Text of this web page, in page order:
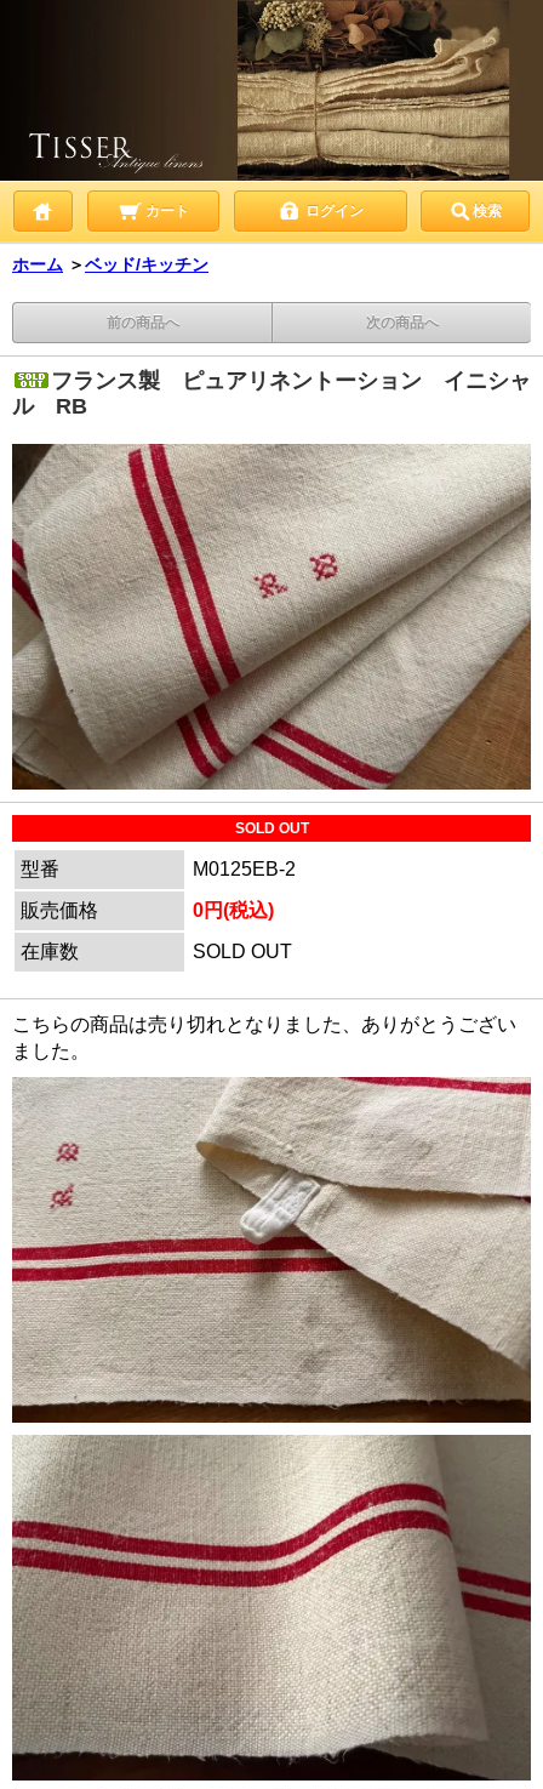
カート ログイン 検索
ホーム ＞ベッド/キッチン
前の商品へ 次の商品へ
フランス製 ピュアリネントーション イニシャ
ル RB
SOLD OUT
型番
M0125EB-2
販売価格
0円(税込)
在庫数
SOLD OUT
こちらの商品は売り切れとなりました、ありがとうござい
ました。